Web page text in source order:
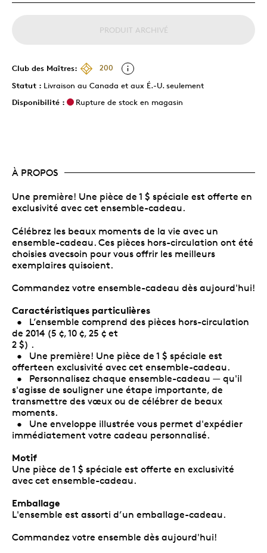
PRODUIT ARCHIVÉ
Club des Maîtres:
200
Statut : Livraison au Canada et aux É.-U. seulement
Disponibilité :
Rupture de stock en magasin
À PROPOS
Une première! Une pièce de 1 $ spéciale est offerte en
exclusivité avec cet ensemble-cadeau.
Célébrez les beaux moments de la vie avec un
ensemble-cadeau. Ces pièces hors-circulation ont été
choisies avecsoin pour vous offrir les meilleurs
exemplaires quisoient.
Commandez votre ensemble-cadeau dès aujourd'hui!
Caractéristiques particulières
• L’ensemble comprend des pièces hors-circulation
de 2014 (5 ¢, 10 ¢, 25 ¢ et
2 $) .
• Une première! Une pièce de 1 $ spéciale est
offerteen exclusivité avec cet ensemble-cadeau.
• Personnalisez chaque ensemble-cadeau — qu'il
s'agisse de souligner une étape importante, de
transmettre des vœux ou de célébrer de beaux
moments.
• Une enveloppe illustrée vous permet d'expédier
immédiatement votre cadeau personnalisé.
Motif
Une pièce de 1 $ spéciale est offerte en exclusivité
avec cet ensemble-cadeau.
Emballage
L'ensemble est assorti d’un emballage-cadeau.
Commandez votre ensemble dès aujourd'hui!